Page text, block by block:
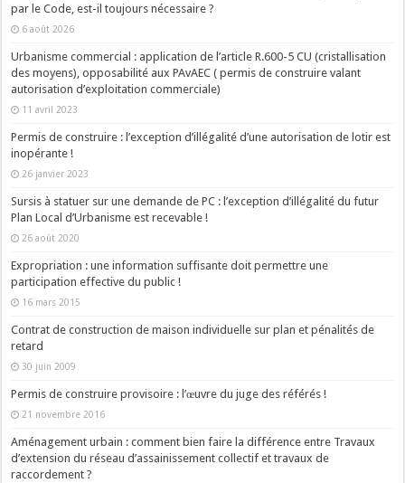
par le Code, est-il toujours nécessaire ?
6 août 2026
Urbanisme commercial : application de l’article R.600-5 CU (cristallisation
des moyens), opposabilité aux PAvAEC ( permis de construire valant
autorisation d’exploitation commerciale)
11 avril 2023
Permis de construire : l’exception d’illégalité d’une autorisation de lotir est
inopérante !
26 janvier 2023
Sursis à statuer sur une demande de PC : l’exception d’illégalité du futur
Plan Local d’Urbanisme est recevable !
26 août 2020
Expropriation : une information suffisante doit permettre une
participation effective du public !
16 mars 2015
Contrat de construction de maison individuelle sur plan et pénalités de
retard
30 juin 2009
Permis de construire provisoire : l’œuvre du juge des référés !
21 novembre 2016
Aménagement urbain : comment bien faire la différence entre Travaux
d’extension du réseau d’assainissement collectif et travaux de
raccordement ?